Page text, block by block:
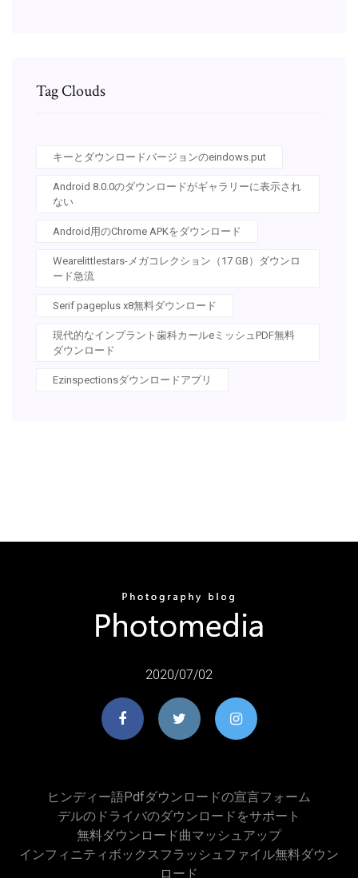
Tag Clouds
キーとダウンロードバージョンのeindows.put
Android 8.0.0のダウンロードがギャラリーに表示され
ない
Android用のChrome APKをダウンロード
Wearelittlestars-メガコレクション（17 GB）ダウンロ
ード急流
Serif pageplus x8無料ダウンロード
現代的なインプラント歯科カールeミッシュPDF無料
ダウンロード
Ezinspectionsダウンロードアプリ
2020/07/02
ヒンディー語pdfダウンロードの宣言フォーム
デルのドライバのダウンロードをサポート
無料ダウンロード曲マッシュアップ
インフィニティボックスフラッシュファイル無料ダウン
ロード